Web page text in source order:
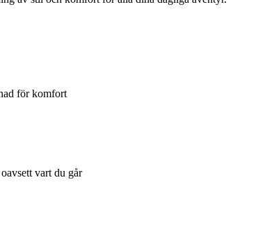
för komfort
vart du går